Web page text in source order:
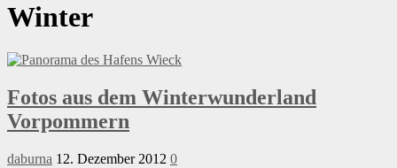
Winter
Fotos aus dem Winterwunderland
Vorpommern
daburna 12. Dezember 2012 0